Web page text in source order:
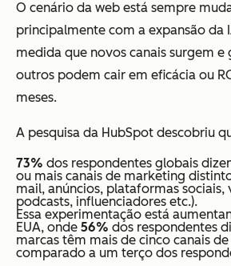
O cenário da web está sempre
principalmente com a expansão da
medida que novos canais surgem e
outros podem cair em eficácia ou
meses.
A pesquisa da HubSpot descobriu
73% dos respondentes globais
ou mais canais de marketing
mail, anúncios, plataformas sociais,
podcasts, influenciadores etc.).
Essa experimentação está
EUA, onde 56% dos respondentes
marcas têm mais de cinco canais
comparado a um terço dos